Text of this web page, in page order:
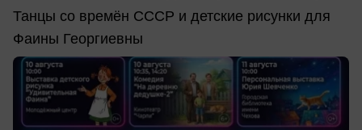
Танцы со времён СССР и детские рисунки для
Фаины Георгиевны